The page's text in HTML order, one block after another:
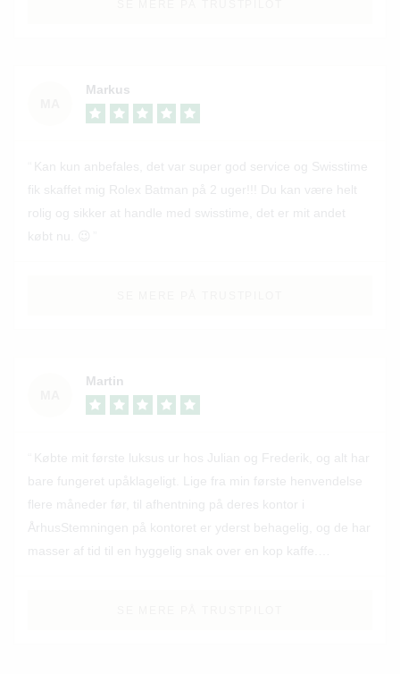
Markus
Kan kun anbefales, det var super god service og Swisstime
fik skaffet mig Rolex Batman på 2 uger!!! Du kan være helt
rolig og sikker at handle med swisstime, det er mit andet
købt nu. 😉
Martin
Købte mit første luksus ur hos Julian og Frederik, og alt har
bare fungeret upåklageligt. Lige fra min første henvendelse
flere måneder før, til afhentning på deres kontor i
ÅrhusStemningen på kontoret er yderst behagelig, og de har
masser af tid til en hyggelig snak over en kop kaffe.